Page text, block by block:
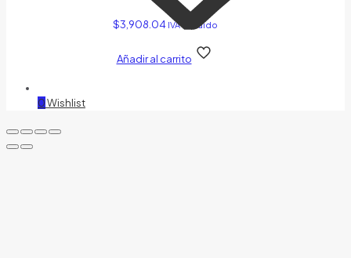
$3,908.04 IVA Incluido
Añadir al carrito
0Wishlist